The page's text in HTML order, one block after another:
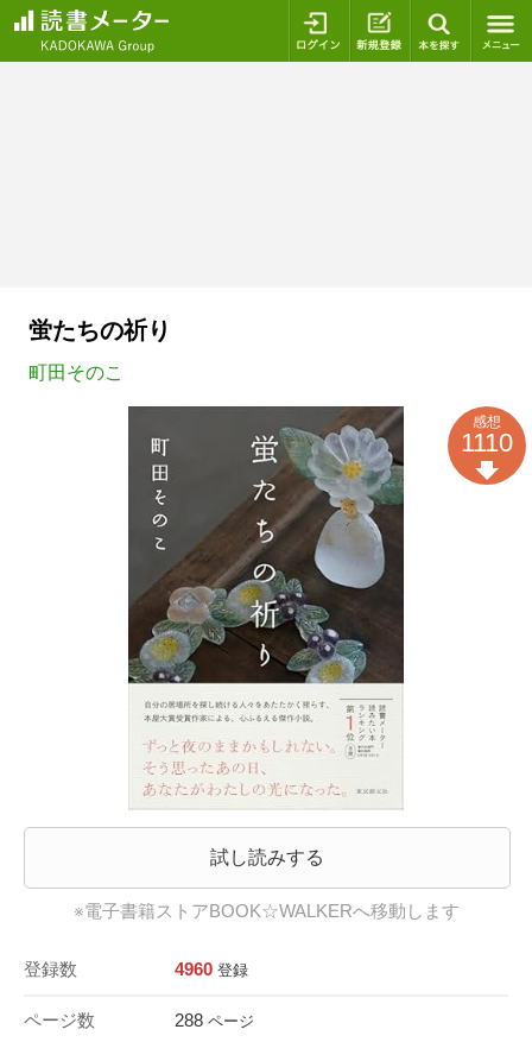
ログイン 新規登録
蛍たちの祈り
町田そのこ
試し読みする
※電子書籍ストアBOOK☆WALKERへ移動します
登録数 4960 登録
ページ数 288 ページ
感想
1110